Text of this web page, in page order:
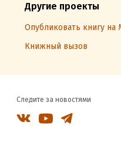
Другие проекты
Опубликовать книгу на
Книжный вызов
Следите за новостями